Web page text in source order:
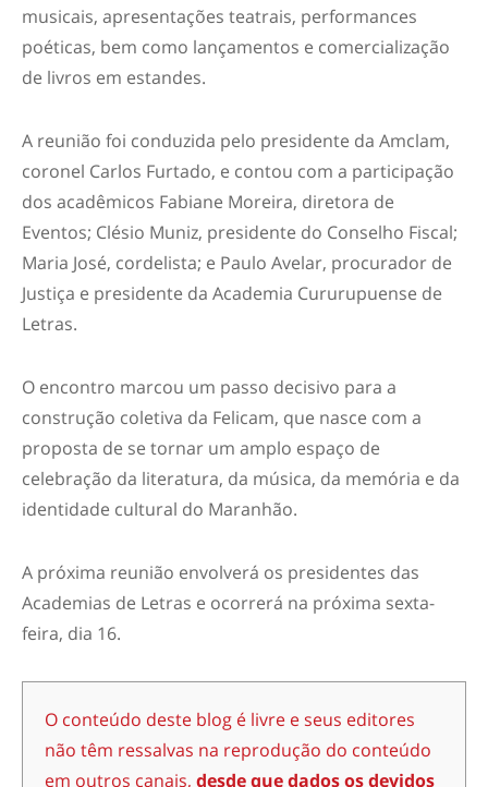
musicais, apresentações teatrais, performances
poéticas, bem como lançamentos e comercialização
de livros em estandes.
A reunião foi conduzida pelo presidente da Amclam,
coronel Carlos Furtado, e contou com a participação
dos acadêmicos Fabiane Moreira, diretora de
Eventos; Clésio Muniz, presidente do Conselho Fiscal;
Maria José, cordelista; e Paulo Avelar, procurador de
Justiça e presidente da Academia Cururupuense de
Letras.
O encontro marcou um passo decisivo para a
construção coletiva da Felicam, que nasce com a
proposta de se tornar um amplo espaço de
celebração da literatura, da música, da memória e da
identidade cultural do Maranhão.
A próxima reunião envolverá os presidentes das
Academias de Letras e ocorrerá na próxima sexta-
feira, dia 16.
O conteúdo deste blog é livre e seus editores
não têm ressalvas na reprodução do conteúdo
em outros canais, desde que dados os devidos